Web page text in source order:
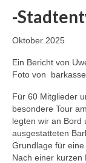
-
Oktober 2025
Ein Bericht von
Foto von
Für 60 Mitglieder
besondere Tour
legten wir an Bord
ausgestatteten
Grundlage für
Nach einer kurzen